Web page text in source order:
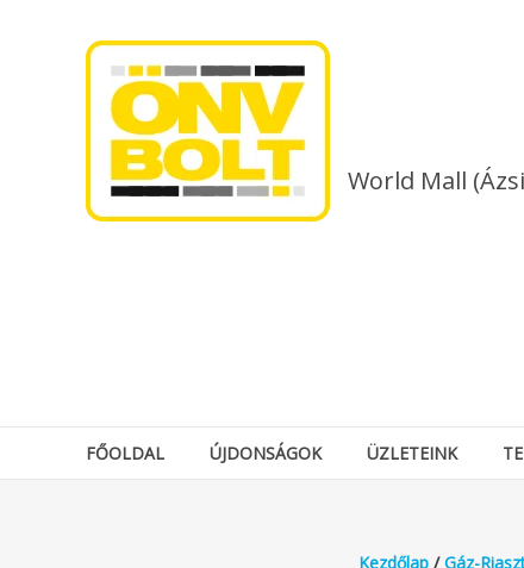
World Mall
FŐOLDAL ÚJDONSÁGOK ÜZLETEINK
Kezdőlap /Gáz-